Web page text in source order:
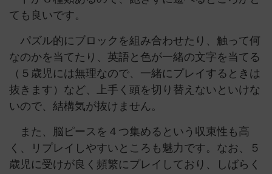
ても良いです。
パズル的にブロックを組み合わせたり、触って何
なのかを当てたり、英語と色が一緒の文字を当てる
（５歳児には無理なので、一緒にプレイするときは
抜きます）など、上手く頭を切り替えないといけな
いので、結構気が抜けません。
また、脳ピースを４つ集めるという収束性も高
く、リプレイしやすいところも魅力です。なお、５
歳児に受けが良く頻繁にプレイしており、しばらく